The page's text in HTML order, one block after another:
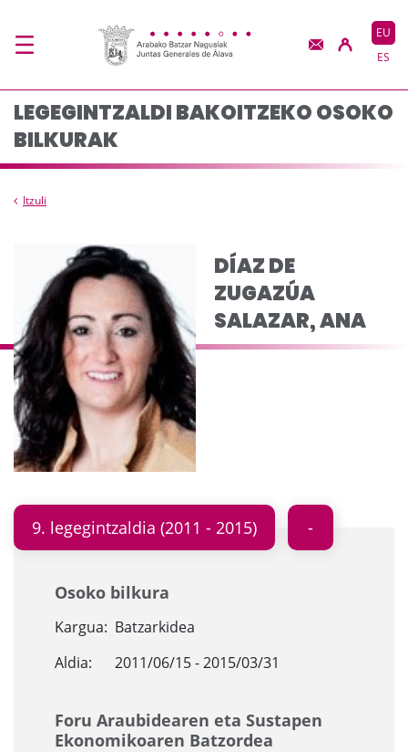
Osoko bilkuraren
EU
ES
LEGEGINTZALDI BAKOITZEKO OSOKO
BILKURAK
Itzuli
DÍAZ DE
ZUGAZÚA
SALAZAR, ANA
9. legegintzaldia (2011 - 2015)
Osoko bilkura
Kargua: Batzarkidea
Aldia:
2011/06/15 - 2015/03/31
Foru Araubidearen eta Sustapen
Ekonomikoaren Batzordea